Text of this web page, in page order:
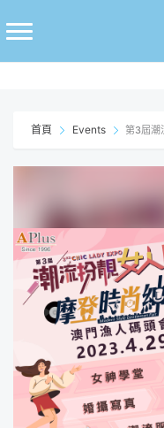
至
首頁 Events 第3屆潮